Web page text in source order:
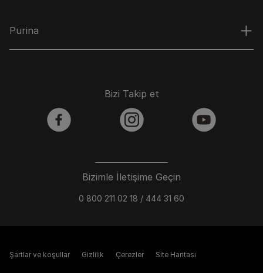
Purina
Bizimle İletişime Geçin
0 800 211 02 18 / 444 31 60
Bizi Takip et
facebook instagram youtube
Şartlar ve koşullar Gizlilik Çerezler Site Haritası